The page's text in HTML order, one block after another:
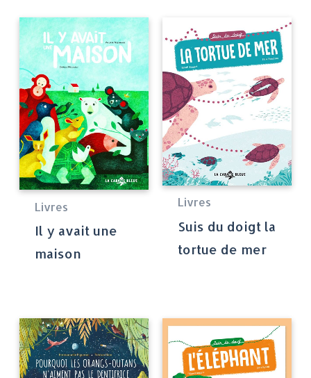
Livres
Il y avait une
maison
Livres
Suis du doigt la
tortue de mer